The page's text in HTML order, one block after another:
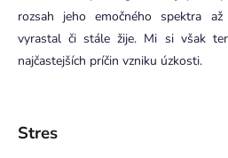
rozsah jeho emočného spektra
vyrastal či stále žije. Mi si však
najčastejších príčin vzniku úzkosti.
Stres